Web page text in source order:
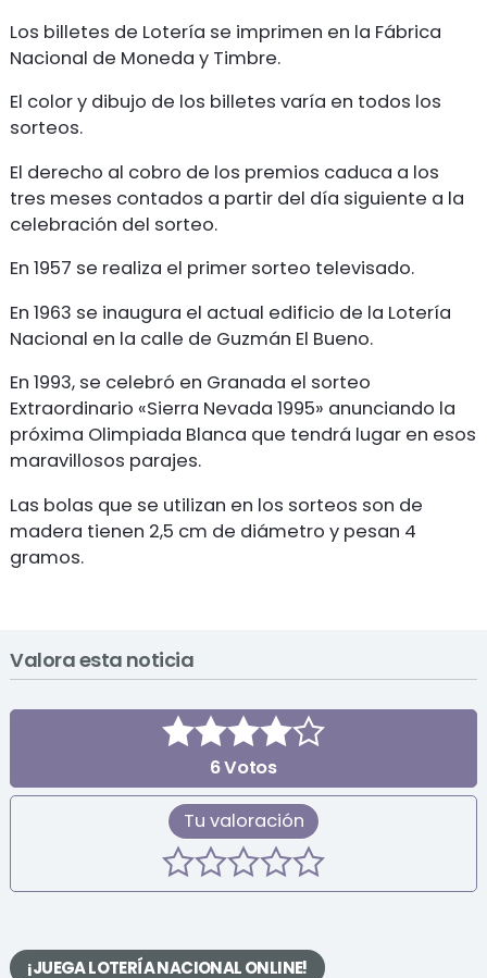
Los billetes de Lotería se imprimen en la Fábrica
Nacional de Moneda y Timbre.
El color y dibujo de los billetes varía en todos los
sorteos.
El derecho al cobro de los premios caduca a los
tres meses contados a partir del día siguiente a la
celebración del sorteo.
En 1957 se realiza el primer sorteo televisado.
En 1963 se inaugura el actual edificio de la Lotería
Nacional en la calle de Guzmán El Bueno.
En 1993, se celebró en Granada el sorteo
Extraordinario «Sierra Nevada 1995» anunciando la
próxima Olimpiada Blanca que tendrá lugar en esos
maravillosos parajes.
Las bolas que se utilizan en los sorteos son de
madera tienen 2,5 cm de diámetro y pesan 4
gramos.
Valora esta noticia
6Votos
Tu valoración
¡JUEGA LOTERÍA NACIONAL ONLINE!